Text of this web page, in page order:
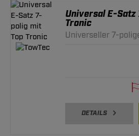
Universal E-Satz
Tronic
Universeller 7-
DETAILS